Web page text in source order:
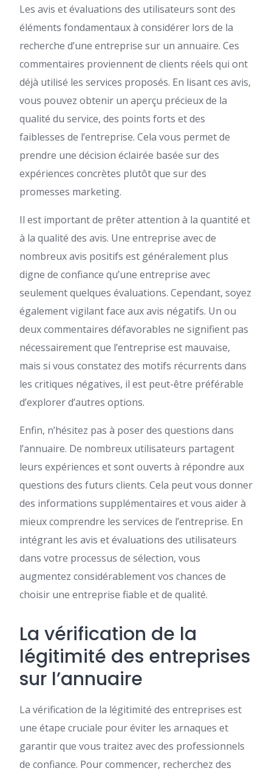
Les avis et évaluations des utilisateurs sont des
éléments fondamentaux à considérer lors de la
recherche d’une entreprise sur un annuaire. Ces
commentaires proviennent de clients réels qui ont
déjà utilisé les services proposés. En lisant ces avis,
vous pouvez obtenir un aperçu précieux de la
qualité du service, des points forts et des
faiblesses de l’entreprise. Cela vous permet de
prendre une décision éclairée basée sur des
expériences concrètes plutôt que sur des
promesses marketing.
Il est important de prêter attention à la quantité et
à la qualité des avis. Une entreprise avec de
nombreux avis positifs est généralement plus
digne de confiance qu’une entreprise avec
seulement quelques évaluations. Cependant, soyez
également vigilant face aux avis négatifs. Un ou
deux commentaires défavorables ne signifient pas
nécessairement que l’entreprise est mauvaise,
mais si vous constatez des motifs récurrents dans
les critiques négatives, il est peut-être préférable
d’explorer d’autres options.
Enfin, n’hésitez pas à poser des questions dans
l’annuaire. De nombreux utilisateurs partagent
leurs expériences et sont ouverts à répondre aux
questions des futurs clients. Cela peut vous donner
des informations supplémentaires et vous aider à
mieux comprendre les services de l’entreprise. En
intégrant les avis et évaluations des utilisateurs
dans votre processus de sélection, vous
augmentez considérablement vos chances de
choisir une entreprise fiable et de qualité.
La vérification de la
légitimité des entreprises
sur l’annuaire
La vérification de la légitimité des entreprises est
une étape cruciale pour éviter les arnaques et
garantir que vous traitez avec des professionnels
de confiance. Pour commencer, recherchez des